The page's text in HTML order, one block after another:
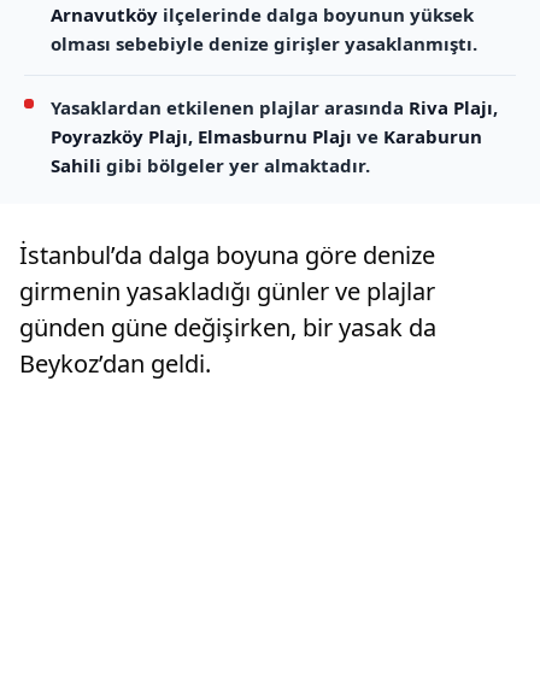
Arnavutköy ilçelerinde dalga boyunun yüksek
olması sebebiyle denize girişler yasaklanmıştı.
Yasaklardan etkilenen plajlar arasında Riva Plajı,
Poyrazköy Plajı, Elmasburnu Plajı ve Karaburun
Sahili gibi bölgeler yer almaktadır.
İstanbul’da dalga boyuna göre denize
girmenin yasakladığı günler ve plajlar
günden güne değişirken, bir yasak da
Beykoz’dan geldi.